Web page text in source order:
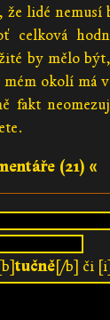
lidé nemusí
celková
by mělo
okolí má
fakt
(21) «
tučně[/b] či